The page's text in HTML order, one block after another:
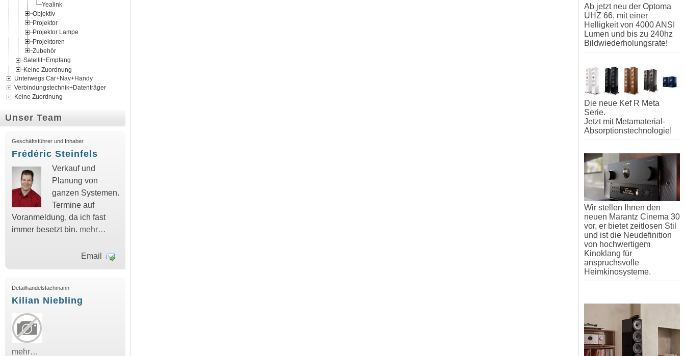
Yealink
Objektiv
Projektor
Projektor Lampe
Projektoren
Zubehör
Satellit+Empfang
Keine Zuordnung
Unterwegs Car+Nav+Handy
Verbindungstechnik+Datenträger
Keine Zuordnung
Unser Team
Geschäftsführer und Inhaber
Frédéric Steinfels
Verkauf und
Planung von
ganzen Systemen.
Termine auf
Voranmeldung, da ich fast
immer besetzt bin. mehr…
Email
Detailhandelsfachmann
Kilian Niebling
mehr…
Ab jetzt neu der Optoma
UHZ 66, mit einer
Helligkeit von 4000 ANSI
Lumen und bis zu 240hz
Bildwiederholungsrate!
Die neue Kef R Meta
Serie.
Jetzt mit Metamaterial-
Absorptionstechnologie!
Wir stellen Ihnen den
neuen Marantz Cinema 30
vor, er bietet zeitlosen Stil
und ist die Neudefinition
von hochwertigem
Kinoklang für
anspruchsvolle
Heimkinosysteme.